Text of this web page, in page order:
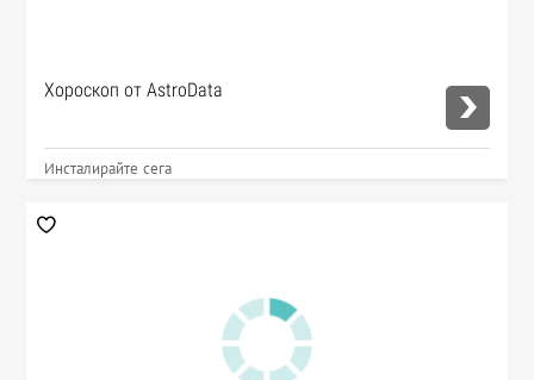
Хороскоп от AstroData
Инсталирайте сега